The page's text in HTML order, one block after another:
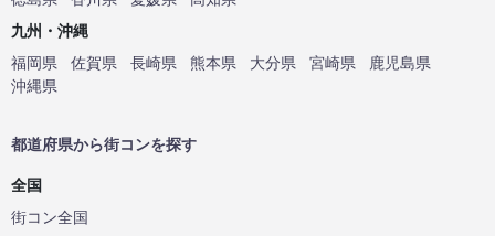
九州・沖縄
福岡県
佐賀県 長崎県 熊本県 大分県 宮崎県
鹿児島県
沖縄県
都道府県から街コンを探す
全国
街コン全国